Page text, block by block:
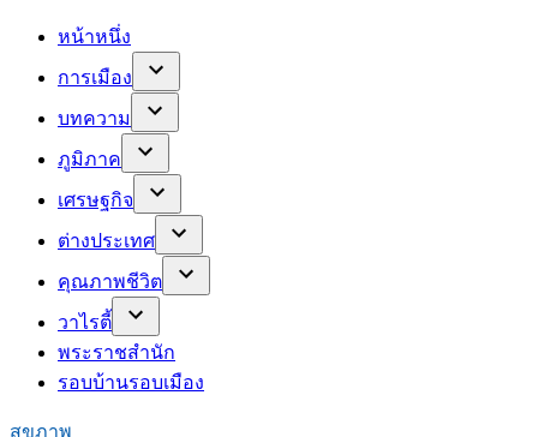
หน้าหนึ่ง
การเมือง
บทความ
ภูมิภาค
เศรษฐกิจ
ต่างประเทศ
คุณภาพชีวิต
วาไรตี้
พระราชสำนัก
รอบบ้านรอบเมือง
สุขภาพ